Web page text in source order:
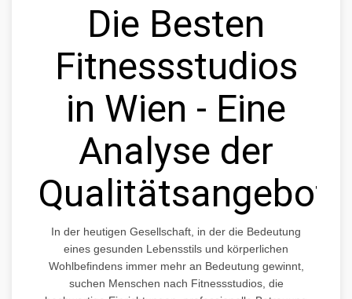
Die Besten
Fitnessstudios
in Wien - Eine
Analyse der
Qualitätsangebote
In der heutigen Gesellschaft, in der die Bedeutung
eines gesunden Lebensstils und körperlichen
Wohlbefindens immer mehr an Bedeutung gewinnt,
suchen Menschen nach Fitnessstudios, die